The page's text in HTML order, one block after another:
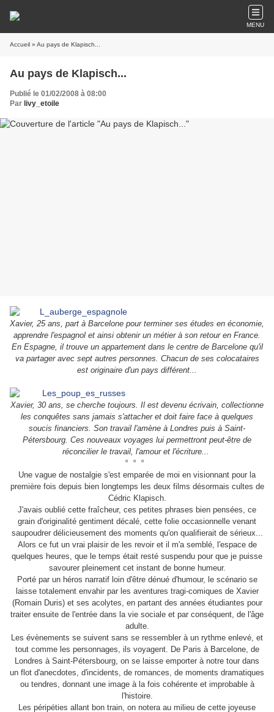
MENU
Accueil » Au pays de Klapisch...
Au pays de Klapisch...
Publié le 01/02/2008 à 08:00
Par livy_etoile
Xavier, 25 ans, part à Barcelone pour terminer ses études en économie,
apprendre l'espagnol et ainsi obtenir un métier à son retour en France.
En Espagne, il trouve un appartement dans le centre de Barcelone qu'il
va partager avec sept autres personnes. Chacun de ses colocataires
est originaire d'un pays différent...
Xavier, 30 ans, se cherche toujours. Il est devenu écrivain, collectionne
les conquêtes sans jamais s'attacher et doit faire face à quelques
soucis financiers. Son travail l'amène à Londres puis à Saint-
Pétersbourg. Ces nouveaux voyages lui permettront peut-être de
réconcilier le travail, l'amour et l'écriture...
° ° °
Une vague de nostalgie s'est emparée de moi en visionnant pour la
première fois depuis bien longtemps les deux films désormais cultes de
Cédric Klapisch.
J'avais oublié cette fraîcheur, ces petites phrases bien pensées, ce
grain d'originalité gentiment décalé, cette folie occasionnelle venant
saupoudrer délicieusement des moments qu'on qualifierait de sérieux...
Alors ce fut un vrai plaisir de les revoir et il m'a semblé, l'espace de
quelques heures, que le temps était resté suspendu pour que je puisse
savourer pleinement cet instant de bonne humeur.
Porté par un héros narratif loin d'être dénué d'humour, le scénario se
laisse totalement envahir par les aventures tragi-comiques de Xavier
(Romain Duris) et ses acolytes, en partant des années étudiantes pour
traiter ensuite de l'entrée dans la vie sociale et par conséquent, de l'âge
adulte.
Les évènements se suivent sans se ressembler à un rythme enlevé, et
tout comme les personnages, ils voyagent. De Paris à Barcelone, de
Londres à Saint-Pétersbourg, on se laisse emporter à notre tour dans
un flot d'anecdotes, d'incidents, de romances, de moments dramatiques
ou tendres, donnant une image à la fois cohérente et improbable à
l'histoire.
Les péripéties allant bon train, on notera au milieu de cette joyeuse